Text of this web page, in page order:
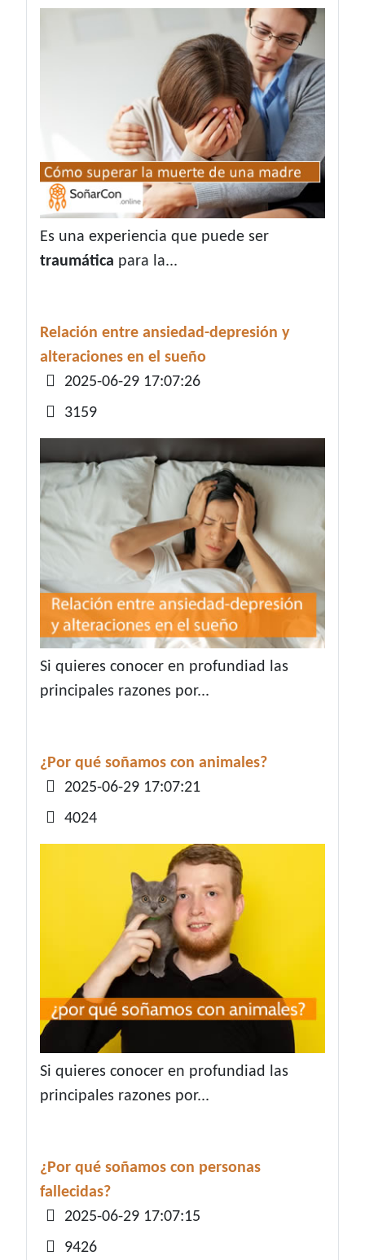
Es una experiencia que puede ser
traumática para la...
Relación entre ansiedad-depresión y
alteraciones en el sueño
Detalles
2025-06-29 17:07:26
3159
Si quieres conocer en profundiad las
principales razones por...
¿Por qué soñamos con animales?
Detalles
2025-06-29 17:07:21
4024
Si quieres conocer en profundiad las
principales razones por...
¿Por qué soñamos con personas
fallecidas?
Detalles
2025-06-29 17:07:15
9426